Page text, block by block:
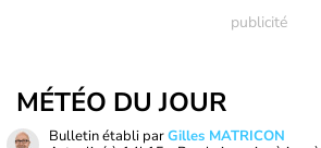
MÉTÉO DU JOUR
Bulletin établi parGilles MATRICON